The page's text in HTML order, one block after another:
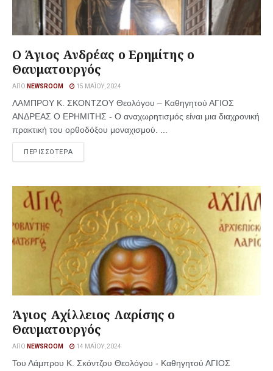
Ο Άγιος Ανδρέας ο Ερημίτης ο
Θαυματουργός
ΑΠΌ NEWSROOM 15 ΜΑΪ́ΟΥ, 2024
ΛΑΜΠΡΟΥ Κ. ΣΚΟΝΤΖΟΥ Θεολόγου – Καθηγητού ΑΓΙΟΣ
ΑΝΔΡΕΑΣ Ο ΕΡΗΜΙΤΗΣ - Ο αναχωρητισμός είναι μια διαχρονική
πρακτική του ορθοδόξου μοναχισμού. ...
ΠΕΡΙΣΣΟΤΕΡΑ
Άγιος Αχίλλειος Λαρίσης ο
Θαυματουργός
ΑΠΌ NEWSROOM 14 ΜΑΪ́ΟΥ, 2024
Του Λάμπρου Κ. Σκόντζου Θεολόγου - Καθηγητού ΑΓΙΟΣ